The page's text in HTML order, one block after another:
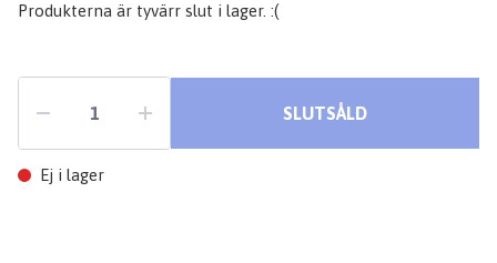
Produkterna är tyvärr slut i lager. :(
SLUTSÅLD
Ej i lager